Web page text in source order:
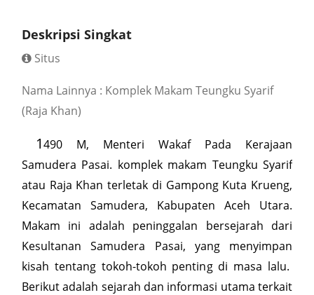
Deskripsi Singkat
Situs
Nama Lainnya : Komplek Makam Teungku Syarif
(Raja Khan)
1490 M, Menteri Wakaf Pada Kerajaan
Samudera Pasai. komplek makam Teungku Syarif
atau Raja Khan terletak di Gampong Kuta Krueng,
Kecamatan Samudera, Kabupaten Aceh Utara.
Makam ini adalah peninggalan bersejarah dari
Kesultanan Samudera Pasai, yang menyimpan
kisah tentang tokoh-tokoh penting di masa lalu.
Berikut adalah sejarah dan informasi utama terkait